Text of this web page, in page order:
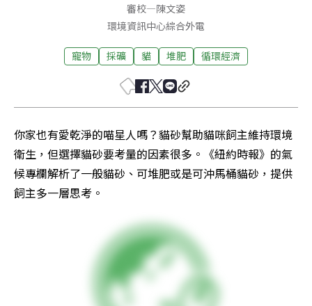
審校—陳文姿
環境資訊中心綜合外電
寵物 採礦 貓 堆肥 循環經濟
你家也有愛乾淨的喵星人嗎？貓砂幫助貓咪飼主維持環境
衛生，但選擇貓砂要考量的因素很多。《紐約時報》的氣
候專欄解析了一般貓砂、可堆肥或是可沖馬桶貓砂，提供
飼主多一層思考。